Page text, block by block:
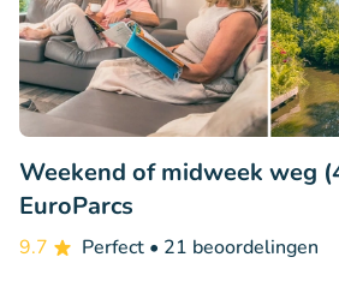
Weekend of midweek weg
EuroParcs
9.7 Perfect • 21 beoordelingen